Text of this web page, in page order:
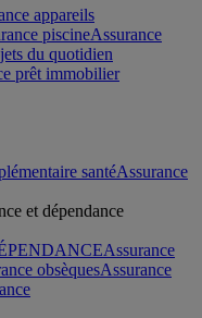
appareils
piscineAssurance
du quotidien
santéAssurance
Assurance
obsèquesAssurance